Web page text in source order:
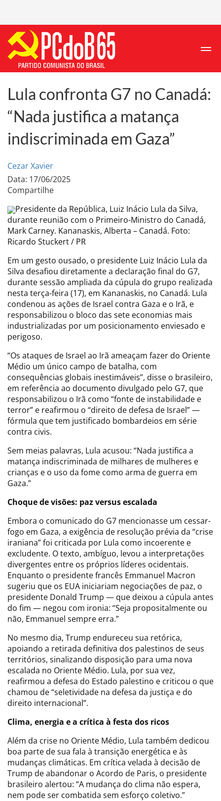
Lula confronta G7 no Canadá:
“Nada justifica a matança
indiscriminada em Gaza”
Cezar Xavier
Data: 17/06/2025
Compartilhe
Presidente da República, Luiz Inácio Lula da Silva,
durante reunião com o Primeiro-Ministro do Canadá,
Mark Carney. Kananaskis, Alberta – Canadá. Foto:
Ricardo Stuckert / PR
Em um gesto ousado, o presidente Luiz Inácio Lula da
Silva desafiou diretamente a declaração final do G7,
durante sessão ampliada da cúpula do grupo realizada
nesta terça-feira (17), em Kananaskis, no Canadá. Lula
condenou as ações de Israel contra Gaza e o Irã, e
responsabilizou o bloco das sete economias mais
industrializadas por um posicionamento enviesado e
perigoso.
“Os ataques de Israel ao Irã ameaçam fazer do Oriente
Médio um único campo de batalha, com
consequências globais inestimáveis”, disse o brasileiro,
em referência ao documento divulgado pelo G7, que
responsabilizou o Irã como “fonte de instabilidade e
terror” e reafirmou o “direito de defesa de Israel” —
fórmula que tem justificado bombardeios em série
contra civis.
Sem meias palavras, Lula acusou: “Nada justifica a
matança indiscriminada de milhares de mulheres e
crianças e o uso da fome como arma de guerra em
Gaza.”
Choque de visões: paz versus escalada
Embora o comunicado do G7 mencionasse um cessar-
fogo em Gaza, a exigência de resolução prévia da “crise
iraniana” foi criticada por Lula como incoerente e
excludente. O texto, ambíguo, levou a interpretações
divergentes entre os próprios líderes ocidentais.
Enquanto o presidente francês Emmanuel Macron
sugeriu que os EUA iniciariam negociações de paz, o
presidente Donald Trump — que deixou a cúpula antes
do fim — negou com ironia: “Seja propositalmente ou
não, Emmanuel sempre erra.”
No mesmo dia, Trump endureceu sua retórica,
apoiando a retirada definitiva dos palestinos de seus
territórios, sinalizando disposição para uma nova
escalada no Oriente Médio. Lula, por sua vez,
reafirmou a defesa do Estado palestino e criticou o que
chamou de “seletividade na defesa da justiça e do
direito internacional”.
Clima, energia e a crítica à festa dos ricos
Além da crise no Oriente Médio, Lula também dedicou
boa parte de sua fala à transição energética e às
mudanças climáticas. Em crítica velada à decisão de
Trump de abandonar o Acordo de Paris, o presidente
brasileiro alertou: “A mudança do clima não espera,
nem pode ser combatida sem esforço coletivo.”